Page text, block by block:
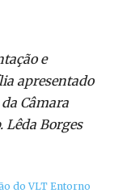
e
apresentado
Câmara
Lêda Borges
do VLT Entorno